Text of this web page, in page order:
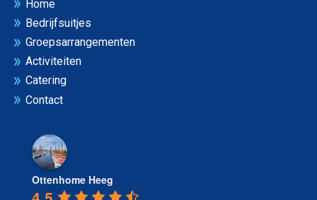
Home
Bedrijfsuitjes
Groepsarrangementen
Activiteiten
Catering
Contact
Ottenhome Heeg